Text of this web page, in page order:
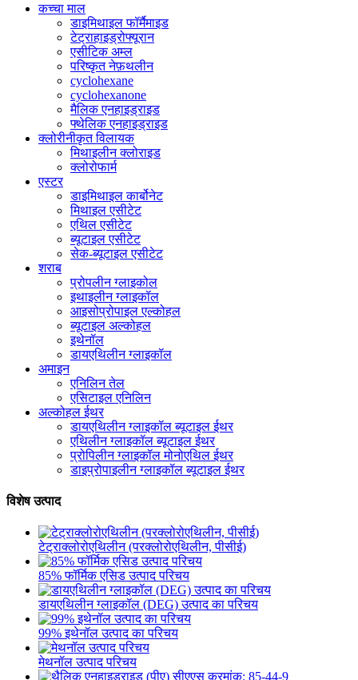
कच्चा माल
डाइमिथाइल फॉर्मैमाइड
टेट्राहाइड्रोफ्यूरान
एसीटिक अम्ल
परिष्कृत नेफ़थलीन
cyclohexane
cyclohexanone
मैलिक एनहाइड्राइड
फ्थेलिक एनहाइड्राइड
क्लोरीनीकृत विलायक
मिथाइलीन क्लोराइड
क्लोरोफार्म
एस्टर
डाइमिथाइल कार्बोनेट
मिथाइल एसीटेट
एथिल एसीटेट
ब्यूटाइल एसीटेट
सेक-ब्यूटाइल एसीटेट
शराब
प्रोपलीन ग्लाइकोल
इथाइलीन ग्लाइकॉल
आइसोप्रोपाइल एल्कोहल
ब्यूटाइल अल्कोहल
इथेनॉल
डायएथिलीन ग्लाइकॉल
अमाइन
एनिलिन तेल
एसिटाइल एनिलिन
अल्कोहल ईथर
डायएथिलीन ग्लाइकॉल ब्यूटाइल ईथर
एथिलीन ग्लाइकॉल ब्यूटाइल ईथर
प्रोपिलीन ग्लाइकॉल मोनोएथिल ईथर
डाइप्रोपाइलीन ग्लाइकॉल ब्यूटाइल ईथर
विशेष उत्पाद
टेट्राक्लोरोएथिलीन (परक्लोरोएथिलीन, पीसीई)
85% फॉर्मिक एसिड उत्पाद परिचय
डायएथिलीन ग्लाइकॉल (DEG) उत्पाद का परिचय
99% इथेनॉल उत्पाद का परिचय
मेथनॉल उत्पाद परिचय